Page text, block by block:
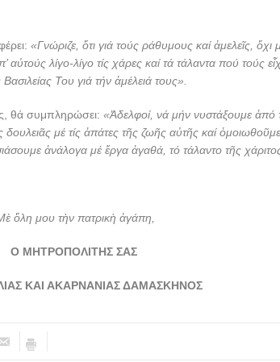
«Γνώριζε, ὅτι γιά τούς ράθυμους καί ἀμελεῖς, ὄχι
αὐτούς λίγο-λίγο τίς χάρες καί τά τάλαντα πού τούς
Του γιά τήν ἀμέλειά τους».
θά συμπληρώσει: «Ἀδελφοί, νά μήν νυστάξουμε ἀπό
μέ τίς ἀπάτες τῆς ζωῆς αὐτῆς καί ὁμοιωθοῦμε
ἀνάλογα μέ ἔργα ἀγαθά, τό τάλαντο τῆς
ὅλη μου τὴν πατρικὴ ἀγάπη,
Ο ΜΗΤΡΟΠΟΛΙΤΗΣ ΣΑΣ
ΚΑΙ ΑΚΑΡΝΑΝΙΑΣ ΔΑΜΑΣΚΗΝΟΣ